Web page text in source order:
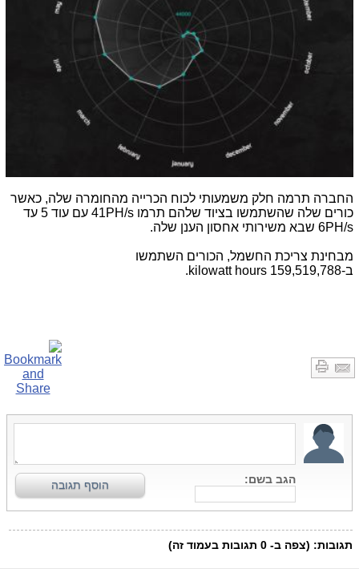
החברה תרמה חלק משמעותי לכוח הכרייה מהחומרה שלה, כאשר
כורים שלה שהשתמשו בציוד שלהם תרמו 41PH/s עם עוד 5 עד
6PH/s שבא משירותי אחסון הענן שלה.
מבחינת צריכת החשמל, הכורים השתמשו
ב-159,519,788
kilowatt hours
.